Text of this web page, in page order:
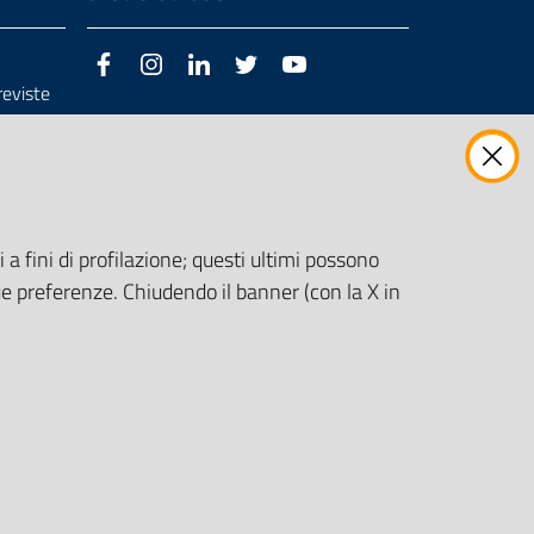
CE
FacebookInstagramLinkedIn Twitter
fini di profilazione; questi ultimi possono
preferenze. Chiudendo il banner (con la X in